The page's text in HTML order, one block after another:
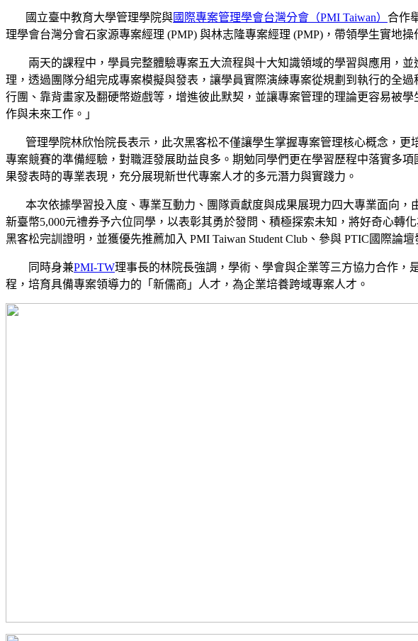
國立臺中教育大學管理學院與國際專案管理學會台灣分會（PMI Taiwan） 合作
理學會台灣分會石家源專案經理 (PMP) 與林志隆專案經理 (PMP)，帶領學生實地
兩天的課程中，學員完整體驗專案五大流程與十大知識領域的學習與應用，並
理，透過團隊分組完成專案模擬與發表，讓學員實際演練專案從規劃到執行的全
行團、靠背畫家及翻硬幣遊戲等，增進彼此默契，並讓專案管理的理論更容易被
作與未來工作。」
管理學院林欣怡院長表示，此次黑客松不僅讓學生掌握專案管理核心概念，更
專案競賽的準備經驗，對職涯發展助益良多。期勉同學們更在學習歷程中落實多
果發表時的專業表現，充分展現新世代專案人才的多元潛力與實踐力。
本次依據學習投入度、專業互動力、團隊貢獻度與成果展現力四大專業面向，
新臺幣5,000元禮券予六位同學，以表彰其勇於發問、積極探索未知，將好奇心
黑客松完訓證明，並獲優先推薦加入 PMI Taiwan Student Club、參與 PTIC國際論
同時身兼PMI-TW理事長的林院長強調，學術、學會與企業等三方協力合作
程，培育具備專案領導力的「新儒商」人才，為企業培養跨域專案人才。